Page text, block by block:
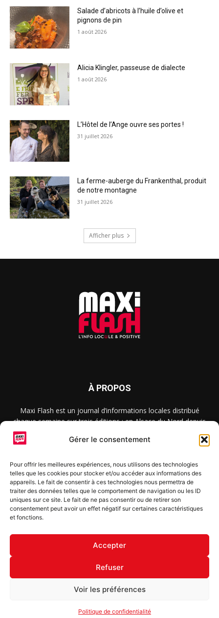
Gérer le consentement
Pour offrir les meilleures expériences, nous utilisons des technologies
telles que les cookies pour stocker et/ou accéder aux informations des
appareils. Le fait de consentir à ces technologies nous permettra de
traiter des données telles que le comportement de navigation ou les ID
uniques sur ce site. Le fait de ne pas consentir ou de retirer son
consentement peut avoir un effet négatif sur certaines caractéristiques
et fonctions.
Accepter
Refuser
Voir les préférences
Politique de confidentialité
Salade d’abricots à l’huile d’olive et
pignons de pin
1 août 2026
Alicia Klingler, passeuse de dialecte
1 août 2026
L’Hôtel de l’Ange ouvre ses portes !
31 juillet 2026
La ferme-auberge du Frankenthal, produit
de notre montagne
31 juillet 2026
Afficher plus
À PROPOS
Maxi Flash est un journal d’informations locales distribué
chaque semaine sur trois éditions : en Alsace du Nord depuis
2015, dans les secteurs d’Obernai-Molsheim-Erstein depuis
2022, et à Colmar, Vignoble et Plaine depuis 2023.
SUIVEZ-NOUS
S'inscrire à la newsletter
© Copyright © 2022 Maxi Flash